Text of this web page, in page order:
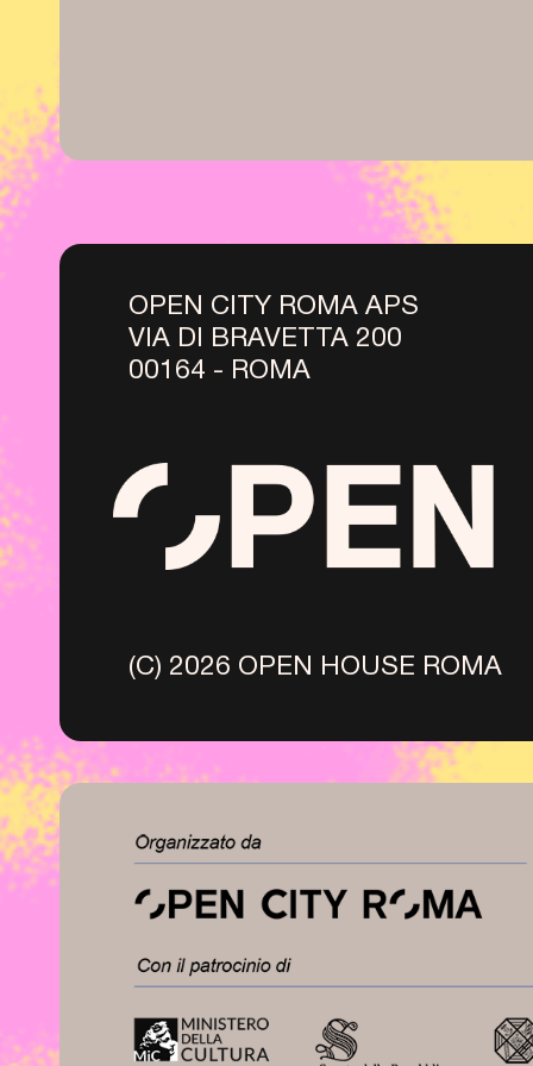
OPEN CITY ROMA APS
VIA DI BRAVETTA 200
00164 - ROMA
(C) 2026 OPEN HOUSE ROMA